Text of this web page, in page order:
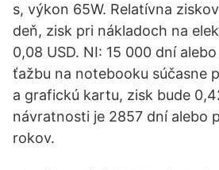
s, výkon 65W. Relatívna
deň, zisk pri nákladoch na
0,08 USD. NI: 15 000 dní
ťažbu na notebooku súčasne
a grafickú kartu, zisk bude
návratnosti je 2857 dní alebo
rokov.